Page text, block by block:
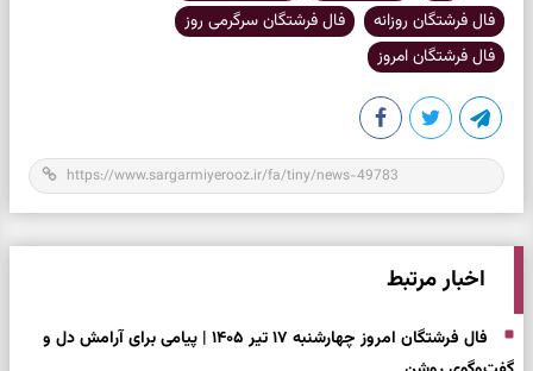
فال فرشتگان روزانه
فال فرشتگان سرگرمی روز
فال فرشتگان امروز
اخبار مرتبط
فال فرشتگان امروز چهارشنبه ۱۷ تیر ۱۴۰۵ | پیامی برای آرامش دل و